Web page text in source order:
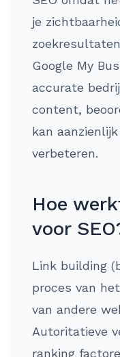
je
Google My
accurate
content,
kan
verbeteren.
Hoe
voor
Link building
proces van
van andere
Autoritatieve
ranking